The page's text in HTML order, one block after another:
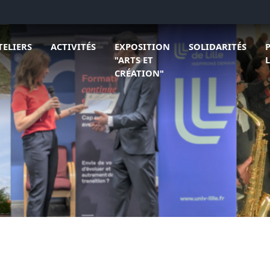
L'association
le sous menu de Ateliers
ACTIVITÉS
Ouvrir le sous menu de Activités
EXPOSITION
"ARTS ET
CRÉATION"
SOLIDARITÉS
Ouvrir le sous